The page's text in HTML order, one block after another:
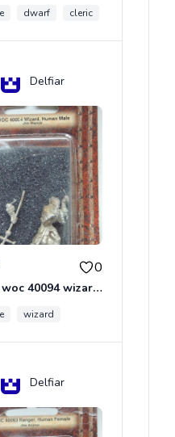
dwarf cleric
Delfiar
0
D&D - woc 40094 wizard human male Miniature - Donjons Dragons
wizard
Delfiar